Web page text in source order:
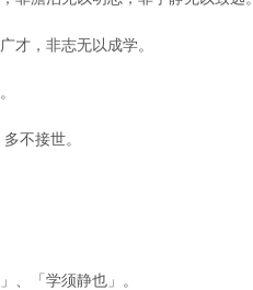
才，非志无以成学。
不接世。
、「学须静也」。